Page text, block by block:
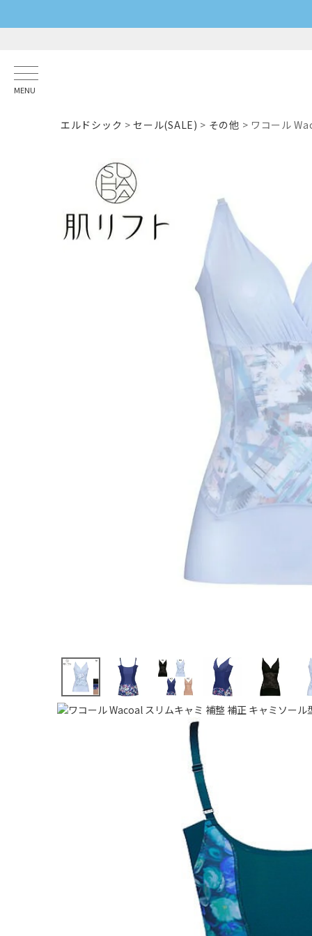
MENU
エルドシック セール(SALE) その他 ワコール